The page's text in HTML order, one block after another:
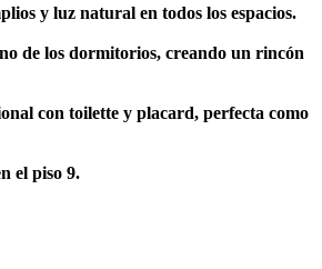
y luz natural en todos los espacios.
de los dormitorios, creando un rincón
con toilette y placard, perfecta como
el piso 9.